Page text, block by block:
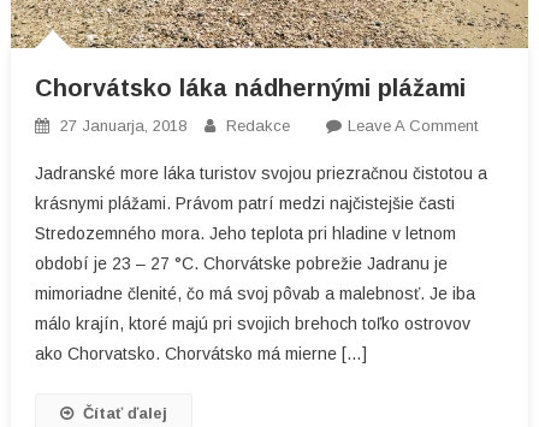
Chorvátsko láka nádhernými plážami
27 Januarja, 2018 Redakce Leave A CommentOn
Láka
Jadranské more láka turistov svojou priezračnou čistotou a
krásnymi plážami. Právom patrí medzi najčistejšie časti
Stredozemného mora. Jeho teplota pri hladine v letnom
období je 23 – 27 °C. Chorvátske pobrežie Jadranu je
mimoriadne členité, čo má svoj pôvab a malebnosť. Je iba
málo krajín, ktoré majú pri svojich brehoch toľko ostrovov
ako Chorvatsko. Chorvátsko má mierne […]
Čítať ďalej